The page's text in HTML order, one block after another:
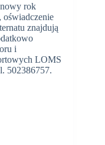
rok
znajdują
i
LOMS
502386757.